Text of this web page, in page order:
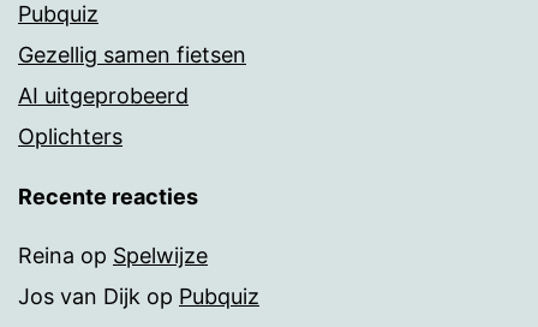
Pubquiz
Gezellig samen fietsen
AI uitgeprobeerd
Oplichters
Recente reacties
Reina op Spelwijze
Jos van Dijk op Pubquiz